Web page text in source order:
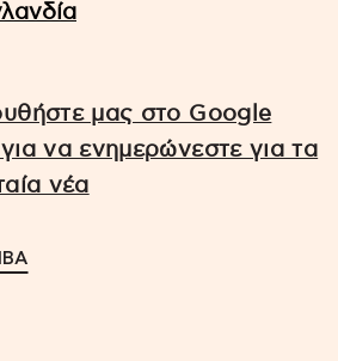
μας στο Google
να ενημερώνεστε για τα
νέα